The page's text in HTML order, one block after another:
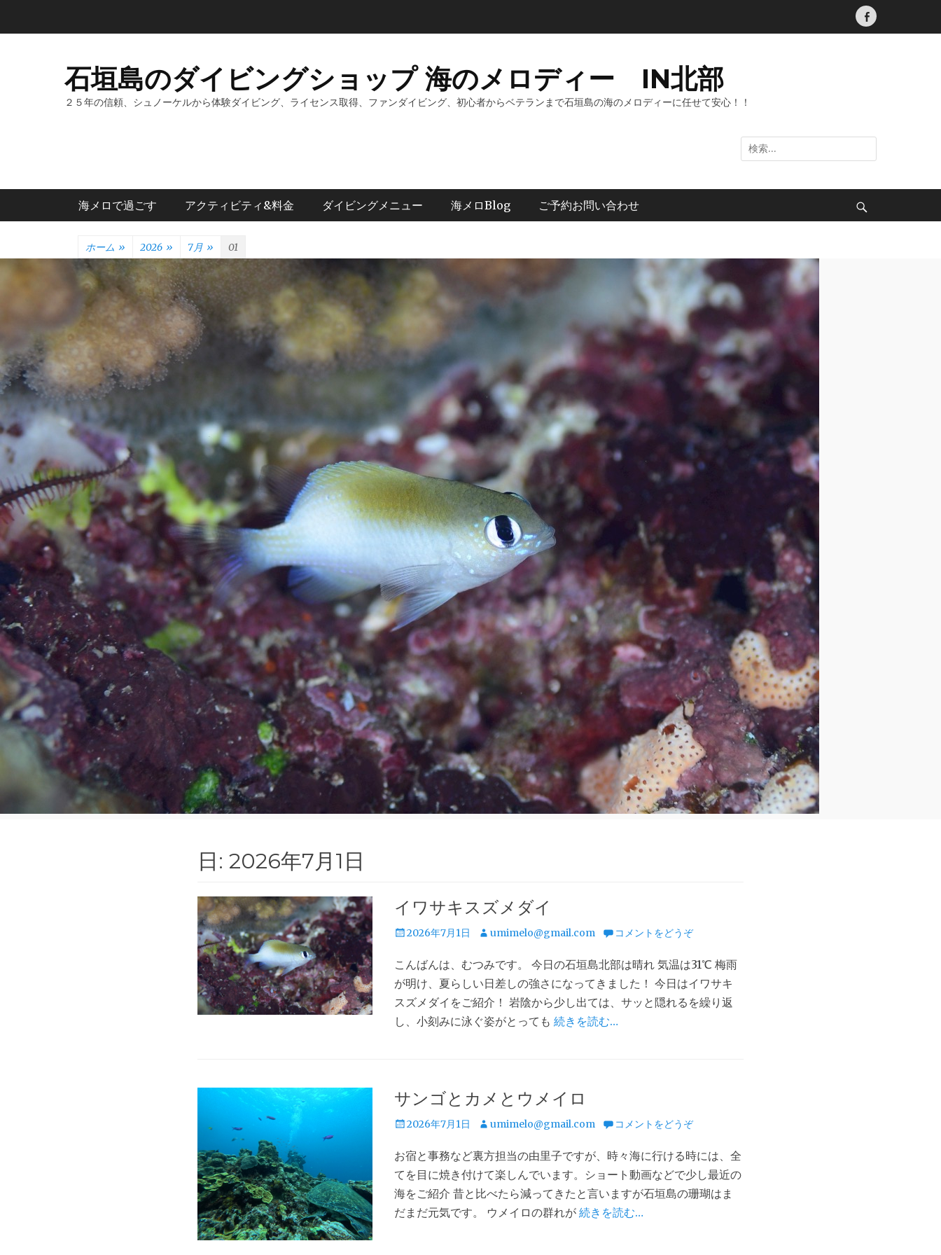
Facebook
石垣島のダイビングショップ 海のメロディー IN北部
２５年の信頼、シュノーケルから体験ダイビング、ライセンス取得、ファンダイビング、初心者からベテランまで石垣島の海のメロディーに任せて安心！！
検
索:
メインメニュー
海メロで過ごす アクティビティ&料金 ダイビングメニュー 海メロBlog ご予約お問い合わせ
ホーム » 2026 » 7月 » 01
日: 2026年7月1日
イワサキスズメダイ
投
日
2026年7月1日
投
者
umimelo@gmail.com コメントをどうぞ
こんばんは、むつみです。 今日の石垣島北部は晴れ 気温は31℃ 梅雨
が明け、夏らしい日差しの強さになってきました！ 今日はイワサキ
スズメダイをご紹介！ 岩陰から少し出ては、サッと隠れるを繰り返
し、小刻みに泳ぐ姿がとっても 続きを読む…
サンゴとカメとウメイロ
投
日
2026年7月1日
投
者
umimelo@gmail.com コメントをどうぞ
お宿と事務など裏方担当の由里子ですが、時々海に行ける時には、全
てを目に焼き付けて楽しんでいます。ショート動画などで少し最近の
海をご紹介 昔と比べたら減ってきたと言いますが石垣島の珊瑚はま
だまだ元気です。 ウメイロの群れが 続きを読む…